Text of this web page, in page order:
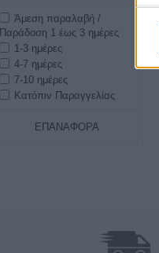
Άμεση παραλαβή /
Παράδοση 1 έως 3 ημέρες
1-3 ημέρες
4-7 ημέρες
7-10 ημέρες
Κατόπιν Παραγγελίας
ΕΠΑΝΑΦΟΡΆ